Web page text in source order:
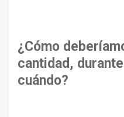
¿Cómo
cantidad,
cuándo?